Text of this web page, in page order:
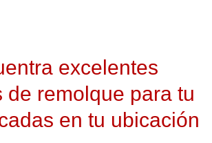
excelentes
de remolque para tu
en tu ubicación